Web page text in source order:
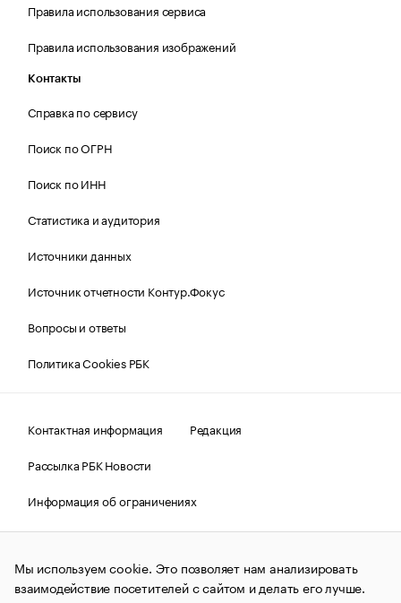
Правила использования сервиса
Правила использования изображений
Контакты
Справка по сервису
Поиск по ОГРН
Поиск по ИНН
Статистика и аудитория
Источники данных
Источник отчетности Контур.Фокус
Вопросы и ответы
Политика Cookies РБК
Контактная информация
Редакция
Рассылка РБК Новости
Информация об ограничениях
Правовая информация
О соблюдении авторских прав
© АО «РОСБИЗНЕСКОНСАЛТИНГ»,1995–2026.Сообщения
и материалы информационного агентства «РБК»
(зарегистрировано Федеральной службой по надзору в сфере
Мы используем cookie. Это позволяет нам анализировать
взаимодействие посетителей с сайтом и делать его лучше.